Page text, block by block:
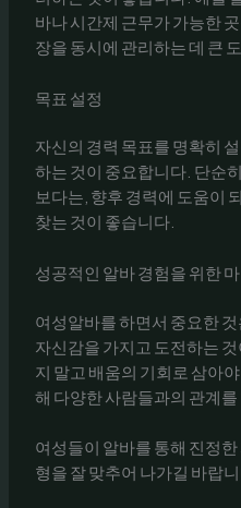
바나 시간제 근무가 가능한
장을 동시에 관리하는 데 큰
목표 설정
자신의 경력 목표를 명확히
하는 것이 중요합니다. 단순
보다는, 향후 경력에 도움이
찾는 것이 좋습니다.
성공적인 알바 경험을 위한
여성알바를 하면서 중요한
자신감을 가지고 도전하는
지 말고 배움의 기회로 삼아
해 다양한 사람들과의 관계
여성들이 알바를 통해 진정
형을 잘 맞추어 나가길 바랍니